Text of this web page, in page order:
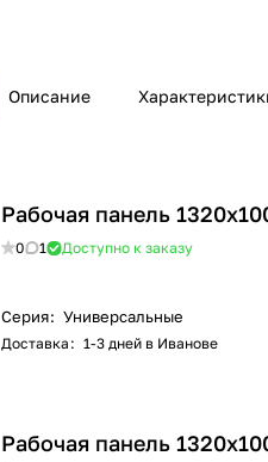
Описание
Рабочая панель
0 1 Доступно к заказу
Серия: Универсальные
Доставка : 1-3 дней в Иванове
Рабочая панель